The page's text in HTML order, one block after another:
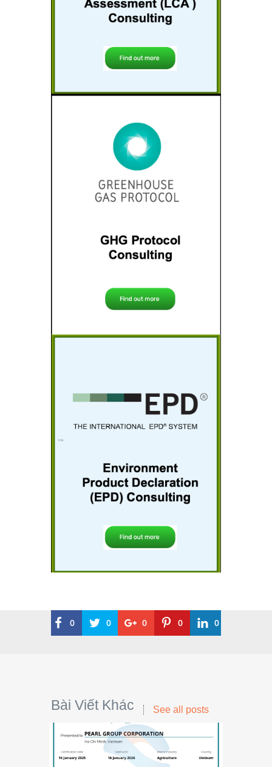
0 0 0 0 0
Bài Viết Khác See all posts